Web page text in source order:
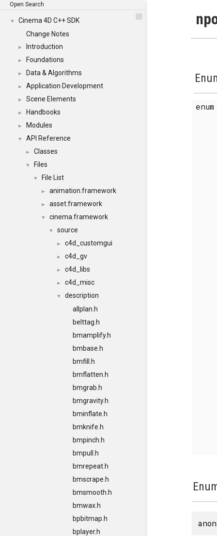
Open Search
▼
Cinema 4D C++ SDK
Change Notes
► Introduction
► Foundations
► Data & Algorithms
► Application Development
► Scene Elements
► Handbooks
► Modules
▼ API Reference
► Classes
▼ Files
▼ File List
► animation.framework
► asset.framework
▼ cinema.framework
▼ source
► c4d_customgui
► c4d_gv
► c4d_libs
► c4d_misc
▼
description
allplan.h
belttag.h
bmamplify.h
bmbase.h
bmfill.h
bmflatten.h
bmgrab.h
bmgravity.h
bminflate.h
bmknife.h
bmpinch.h
bmpull.h
bmrepeat.h
bmscrape.h
bmsmooth.h
bmwax.h
bpbitmap.h
bplayer.h